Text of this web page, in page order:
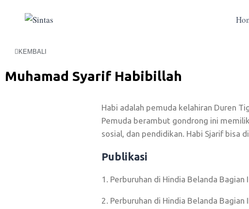
KEMBALI
Muhamad Syarif Habibillah
Habi adalah pemuda kelahiran Duren
Pemuda berambut gondrong ini
sosial, dan pendidikan. Habi Sjarif bisa
Publikasi
1. Perburuhan di Hindia Belanda Bagian I
2. Perburuhan di Hindia Belanda Bagian